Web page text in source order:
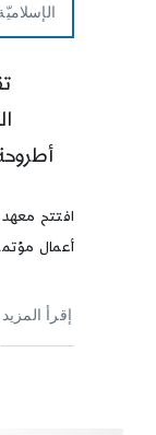
افتتح معهد
أعمال
إقرأ المزيد